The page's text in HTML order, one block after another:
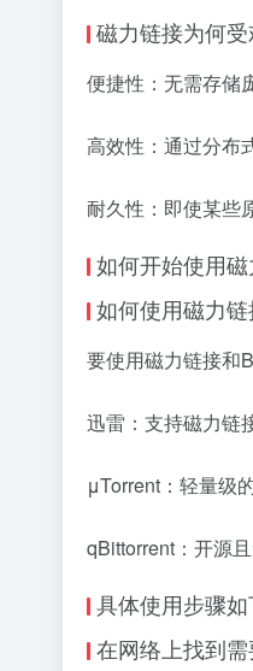
磁力链接为何受
便捷性：无需存储
高效性：通过分布
耐久性：即使某些
如何开始使用
如何使用磁力
要使用磁力链接和
迅雷：支持磁力链
μTorrent：轻量级
qBittorrent：开源
具体使用步骤如
在网络上找到需